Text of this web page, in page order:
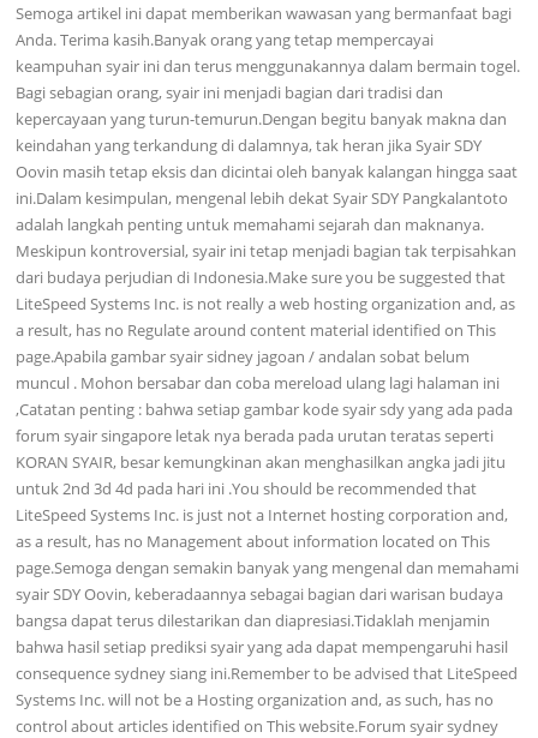
Semoga artikel ini dapat memberikan wawasan yang bermanfaat bagi
Anda. Terima kasih.Banyak orang yang tetap mempercayai
keampuhan syair ini dan terus menggunakannya dalam bermain togel.
Bagi sebagian orang, syair ini menjadi bagian dari tradisi dan
kepercayaan yang turun-temurun.Dengan begitu banyak makna dan
keindahan yang terkandung di dalamnya, tak heran jika Syair SDY
Oovin masih tetap eksis dan dicintai oleh banyak kalangan hingga saat
ini.Dalam kesimpulan, mengenal lebih dekat Syair SDY Pangkalantoto
adalah langkah penting untuk memahami sejarah dan maknanya.
Meskipun kontroversial, syair ini tetap menjadi bagian tak terpisahkan
dari budaya perjudian di Indonesia.Make sure you be suggested that
LiteSpeed Systems Inc. is not really a web hosting organization and, as
a result, has no Regulate around content material identified on This
page.Apabila gambar syair sidney jagoan / andalan sobat belum
muncul . Mohon bersabar dan coba mereload ulang lagi halaman ini
,Catatan penting : bahwa setiap gambar kode syair sdy yang ada pada
forum syair singapore letak nya berada pada urutan teratas seperti
KORAN SYAIR, besar kemungkinan akan menghasilkan angka jadi jitu
untuk 2nd 3d 4d pada hari ini .You should be recommended that
LiteSpeed Systems Inc. is just not a Internet hosting corporation and,
as a result, has no Management about information located on This
page.Semoga dengan semakin banyak yang mengenal dan memahami
syair SDY Oovin, keberadaannya sebagai bagian dari warisan budaya
bangsa dapat terus dilestarikan dan diapresiasi.Tidaklah menjamin
bahwa hasil setiap prediksi syair yang ada dapat mempengaruhi hasil
consequence sydney siang ini.Remember to be advised that LiteSpeed
Systems Inc. will not be a Hosting organization and, as such, has no
control about articles identified on This website.Forum syair sydney